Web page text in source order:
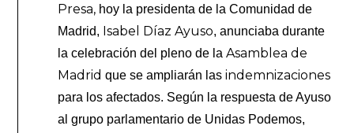
Presa, hoy la presidenta de la Comunidad de
Madrid, Isabel Díaz Ayuso, anunciaba durante
la celebración del pleno de laAsamblea de
Madrid que se ampliarán lasindemnizaciones
para los afectados. Según la respuesta de Ayuso
al grupo parlamentario de Unidas Podemos,